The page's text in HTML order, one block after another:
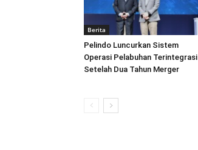
Berita
Pelindo Luncurkan Sistem
Operasi Pelabuhan Terintegrasi
Setelah Dua Tahun Merger